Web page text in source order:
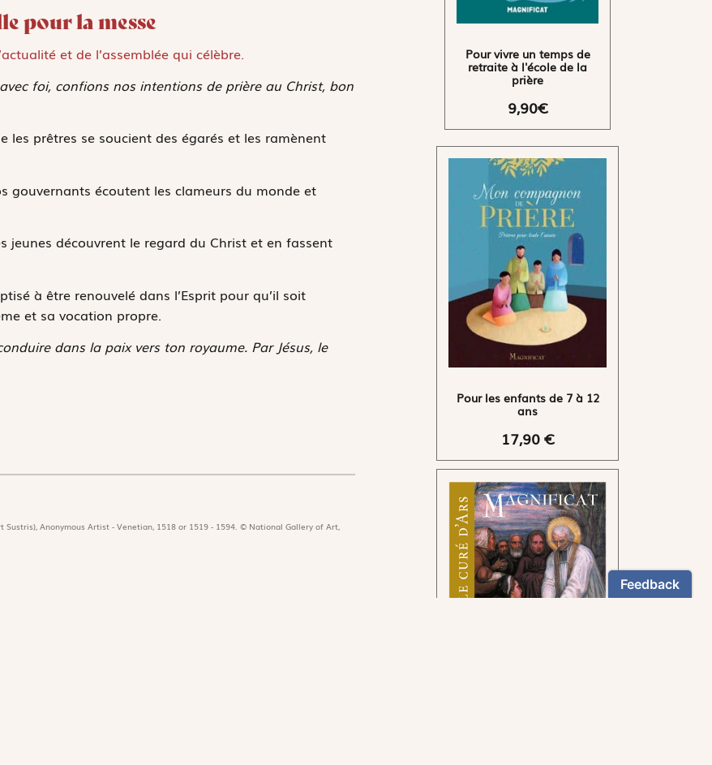
pour la messe
et de l’assemblée qui célèbre.
foi, confions nos intentions de prière au Christ, bon
prêtres se soucient des égarés et les ramènent
gouvernants écoutent les clameurs du monde et
jeunes découvrent le regard du Christ et en fassent
à être renouvelé dans l’Esprit pour qu’il soit
et sa vocation propre.
dans la paix vers ton royaume. Par Jésus, le
Anonymous Artist - Venetian, 1518 or 1519 - 1594. © National Gallery of Art,
Pour vivre un temps de
retraite à l'école de la
prière
9,90€
Pour les enfants de 7 à 12
ans
17,90 €